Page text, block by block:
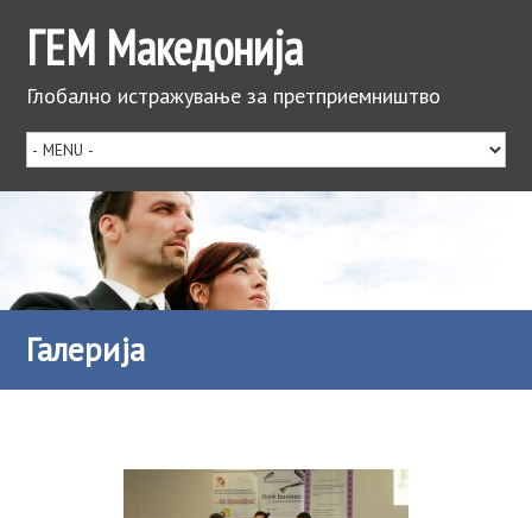
ГЕМ Македонија
Глобално истражување за претприемништво
Галерија